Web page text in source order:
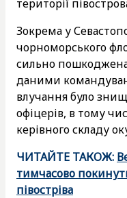
території
Зокрема у
чорноморського
сильно пошкоджена
даними
влучання було
офіцерів, в тому
керівного складу
ЧИТАЙТЕ ТАКОЖ:
тимчасово
півостріва